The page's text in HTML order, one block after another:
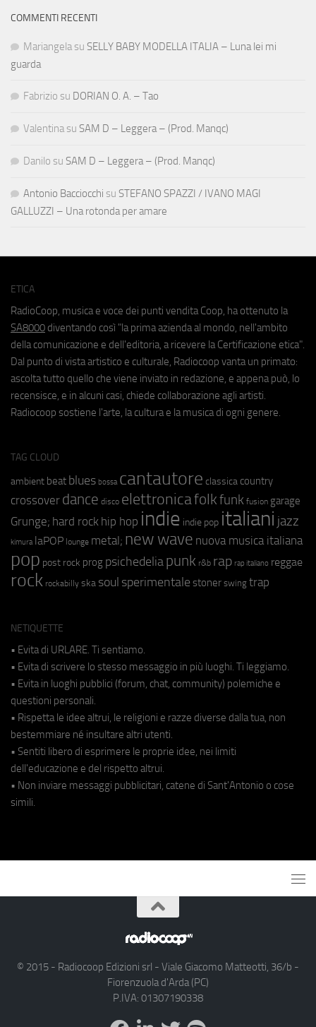
COMMENTI RECENTI
Mariangela su SELLY BABY MODELLA ITALIA – Luna lei mi
guarda
Fabrizio su DORIAN O. A. – Tao
Valentina su SAM D – Leggera – (Prod. Manqc)
Danilo su SAM D – Leggera – (Prod. Manqc)
Antonio Bacciocchi su STEFANO SPAZZI / IVANO MAGI
GALLUZZI – Una rotonda per amare
ETICA
RadioCoop, musica e voce dei punti vendita Coop, ha ottenuto la
SA8000 diventando così "la prima azienda al mondo, nell'ambito
della comunicazione e dell'editoria, a ricevere la Certificazione etica".
Dal punto di vista artistico e culturale, Radiocoop vanta un primato:
ascolta tutto quello che viene inviato in redazione, e appena può, lo
recensisce, e in alcuni casi, chiede collaborazione agli artisti.
Radiocoop sostiene l'arte, la cultura e la musica di ogni genere.
TAG CLOUD
ambient beat blues bossa cantautore classica country
crossover dance disco elettronicafolkfunk fusion garage
Grunge; hard rock hip hop indie indie pop italiani jazz
kimura laPOP lounge metal; new wave nuova musica italiana
pop post rock prog psichedeliapunk r&b rap rap italiano reggae
rock rockabilly ska soul sperimentale stoner swing trap
NETIQUETTE
• Evita di URLARE. Ti sentiamo.
• Evita di scrivere lo stesso messaggio in più luoghi. Ti leggiamo.
• Evita in luoghi pubblici (forum, chat, community) polemiche e
questioni personali.
• Rispetta le idee altrui, le religioni e razze diverse dalla tua, non
bestemmiare né insultare altri utenti.
• Sentiti libero di esprimere le proprie idee, nei limiti
dell'educazione e del rispetto altrui.
• Non inviare messaggi pubblicitari, catene di Sant'Antonio o cose
simili.
© 2015 - Radiocoop Edizioni srl - Viale Giacomo Matteotti, 36/b -
Fiorenzuola d'Arda (PC)
P.IVA: 01307190338